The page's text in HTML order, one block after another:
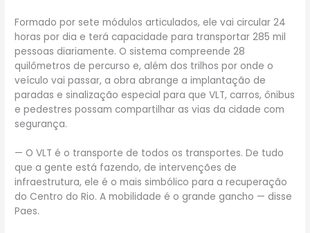
Formado por sete módulos articulados, ele vai circular 24
horas por dia e terá capacidade para transportar 285 mil
pessoas diariamente. O sistema compreende 28
quilômetros de percurso e, além dos trilhos por onde o
veículo vai passar, a obra abrange a implantação de
paradas e sinalização especial para que VLT, carros, ônibus
e pedestres possam compartilhar as vias da cidade com
segurança.
— O VLT é o transporte de todos os transportes. De tudo
que a gente está fazendo, de intervenções de
infraestrutura, ele é o mais simbólico para a recuperação
do Centro do Rio. A mobilidade é o grande gancho — disse
Paes.